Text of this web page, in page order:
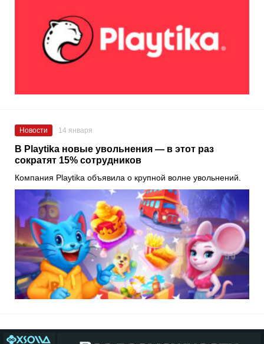
Новости 14 января
В Playtika новые увольнения — в этот раз
сократят 15% сотрудников
Компания Playtika объявила о крупной волне увольнений.